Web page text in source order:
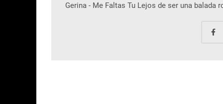
Gerina - Me Faltas Tu Lejos de ser una